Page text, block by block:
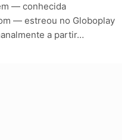
— conhecida
— estreou no Globoplay
a partir…